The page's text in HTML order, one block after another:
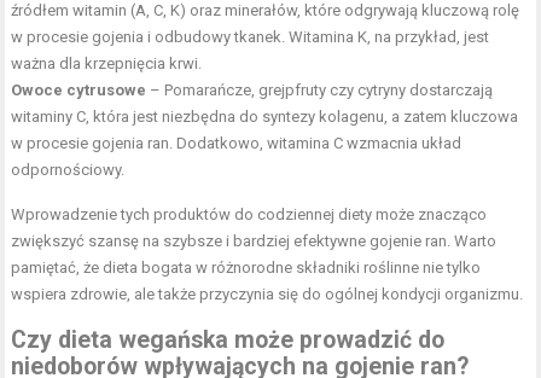
źródłem witamin (A, C, K) oraz minerałów, które odgrywają kluczową rolę
w procesie gojenia i odbudowy tkanek. Witamina K, na przykład, jest
ważna dla krzepnięcia krwi.
Owoce cytrusowe – Pomarańcze, grejpfruty czy cytryny dostarczają
witaminy C, która jest niezbędna do syntezy kolagenu, a zatem kluczowa
w procesie gojenia ran. Dodatkowo, witamina C wzmacnia układ
odpornościowy.
Wprowadzenie tych produktów do codziennej diety może znacząco
zwiększyć szansę na szybsze i bardziej efektywne gojenie ran. Warto
pamiętać, że dieta bogata w różnorodne składniki roślinne nie tylko
wspiera zdrowie, ale także przyczynia się do ogólnej kondycji organizmu.
Czy dieta wegańska może prowadzić do
niedoborów wpływających na gojenie ran?